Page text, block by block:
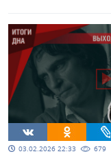
03.02.2026 22:33 679